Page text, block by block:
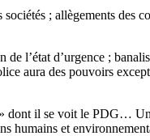
sociétés ; allègements des
l’état d’urgence ;
aura des pouvoirs
» dont il se voit le PDG…
humains et